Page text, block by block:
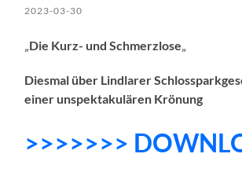
2023-03-30
„Die Kurz- und Schmerzlose„
Diesmal über Lindlarer
einer unspektakulären Krönung
>>>>>>>